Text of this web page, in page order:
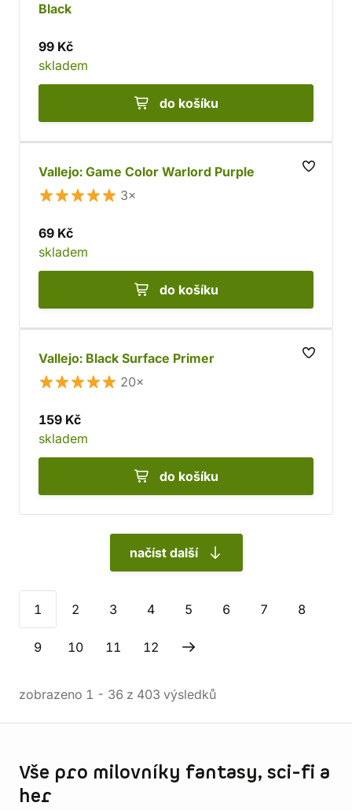
Black
99 Kč
skladem
do košíku
Vallejo: Game Color Warlord Purple
3×
69 Kč
skladem
do košíku
Vallejo: Black Surface Primer
20×
159 Kč
skladem
do košíku
načíst další
1 2 3 4 5 6 7 8
9 10 11 12
zobrazeno 1 - 36 z 403 výsledků
Vše pro milovníky fantasy, sci-fi a
her